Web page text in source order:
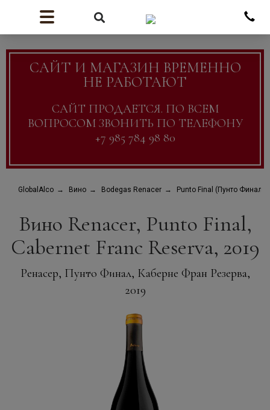
САЙТ И МАГАЗИН ВРЕМЕННО
НЕ РАБОТАЮТ
САЙТ ПРОДАЕТСЯ. ПО ВСЕМ
ВОПРОСОМ ЗВОНИТЬ ПО ТЕЛЕФОНУ
+7 985 784 98 80
GlobalAlco Вино Bodegas Renacer Punto Final (Пунто Финал)
Вино Renacer, Punto Final,
Cabernet Franc Reserva, 2019
Ренасер, Пунто Финал, Каберне Фран Резерва,
2019